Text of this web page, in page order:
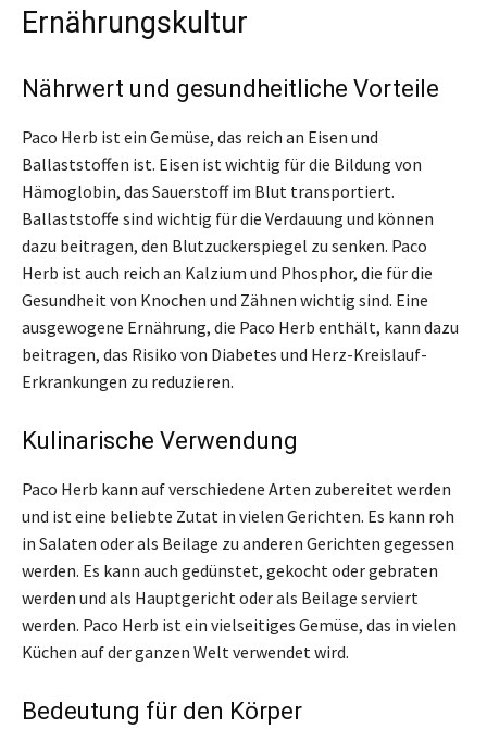
Ernährungskultur
Nährwert und gesundheitliche Vorteile
Paco Herb ist ein Gemüse, das reich an Eisen und
Ballaststoffen ist. Eisen ist wichtig für die Bildung von
Hämoglobin, das Sauerstoff im Blut transportiert.
Ballaststoffe sind wichtig für die Verdauung und können
dazu beitragen, den Blutzuckerspiegel zu senken. Paco
Herb ist auch reich an Kalzium und Phosphor, die für die
Gesundheit von Knochen und Zähnen wichtig sind. Eine
ausgewogene Ernährung, die Paco Herb enthält, kann dazu
beitragen, das Risiko von Diabetes und Herz-Kreislauf-
Erkrankungen zu reduzieren.
Kulinarische Verwendung
Paco Herb kann auf verschiedene Arten zubereitet werden
und ist eine beliebte Zutat in vielen Gerichten. Es kann roh
in Salaten oder als Beilage zu anderen Gerichten gegessen
werden. Es kann auch gedünstet, gekocht oder gebraten
werden und als Hauptgericht oder als Beilage serviert
werden. Paco Herb ist ein vielseitiges Gemüse, das in vielen
Küchen auf der ganzen Welt verwendet wird.
Bedeutung für den Körper